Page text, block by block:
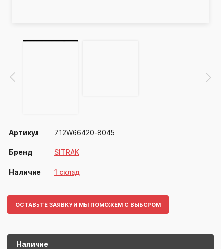
Артикул 712W66420-8045
Бренд SITRAK
Наличие 1 склад
ОСТАВЬТЕ ЗАЯВКУ И МЫ ПОМОЖЕМ С ВЫБОРОМ
Наличие